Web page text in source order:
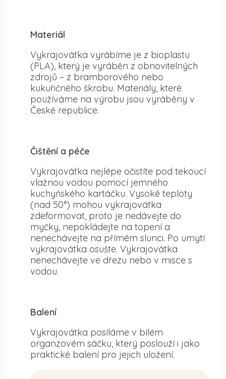
Materiál
Vykrajovátka vyrábíme je z bioplastu
(PLA), který je vyráběn z obnovitelných
zdrojů – z bramborového nebo
kukuřičného škrobu. Materiály, které
používáme na výrobu jsou vyráběny v
České republice.
Čištění a péče
Vykrajovátka nejlépe očistíte pod tekoucí
vlažnou vodou pomocí jemného
kuchyňského kartáčku. Vysoké teploty
(nad 50°) mohou vykrajovátka
zdeformovat, proto je nedávejte do
myčky, nepokládejte na topení a
nenechávejte na přímém slunci. Po umytí
vykrajovátka osušte. Vykrajovátka
nenechávejte ve dřezu nebo v misce s
vodou.
Balení
Vykrajovátka posíláme v bílém
organzovém sáčku, který poslouží i jako
praktické balení pro jejich uložení.